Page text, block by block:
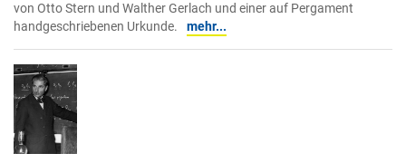
von Otto Stern und Walther Gerlach und einer auf Pergament
handgeschriebenen Urkunde.
mehr...